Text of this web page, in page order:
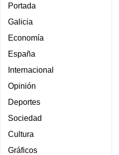
Portada
Galicia
Economía
España
Internacional
Opinión
Deportes
Sociedad
Cultura
Gráficos